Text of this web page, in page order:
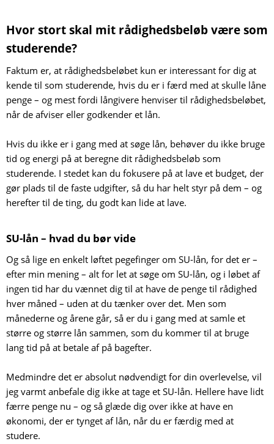
Hvor stort skal mit rådighedsbeløb være som
studerende?
Faktum er, at rådighedsbeløbet kun er interessant for dig at
kende til som studerende, hvis du er i færd med at skulle låne
penge – og mest fordi långivere henviser til rådighedsbeløbet,
når de afviser eller godkender et lån.
Hvis du ikke er i gang med at søge lån, behøver du ikke bruge
tid og energi på at beregne dit rådighedsbeløb som
studerende. I stedet kan du fokusere på at lave et budget, der
gør plads til de faste udgifter, så du har helt styr på dem – og
herefter til de ting, du godt kan lide at lave.
SU-lån – hvad du bør vide
Og så lige en enkelt løftet pegefinger om SU-lån, for det er –
efter min mening – alt for let at søge om SU-lån, og i løbet af
ingen tid har du vænnet dig til at have de penge til rådighed
hver måned – uden at du tænker over det. Men som
månederne og årene går, så er du i gang med at samle et
større og større lån sammen, som du kommer til at bruge
lang tid på at betale af på bagefter.
Medmindre det er absolut nødvendigt for din overlevelse, vil
jeg varmt anbefale dig ikke at tage et SU-lån. Hellere have lidt
færre penge nu – og så glæde dig over ikke at have en
økonomi, der er tynget af lån, når du er færdig med at
studere.